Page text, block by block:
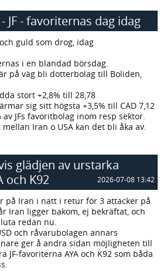
JF - favoriternas dag idag
guld som drog, idag
i en blandad börsdag.
är på väg bli dotterbolag till Boliden,
stort +2,8% till 28,78
sig sitt högsta +3,5% till CAD 7,12
JFs favoritbolag inom resp sektor.
Iran o USA kan det bli åka av.
glädjen av urstarka
och K92
2026-07-08 13:42
på Iran i natt i retur för 3 attacker på
Iran ligger bakom, ej bekräftat, och
redan nu.
och råvarubolagen annars
ger å andra sidan möjligheten till
favoriterna AYA och K92 som båda